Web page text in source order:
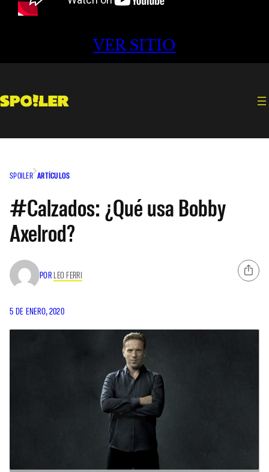
VER SITIO
SPOILER ARTÍCULOS
#Calzados: ¿Qué usa Bobby
Axelrod?
POR LEO FERRI
5 DE ENERO, 2020